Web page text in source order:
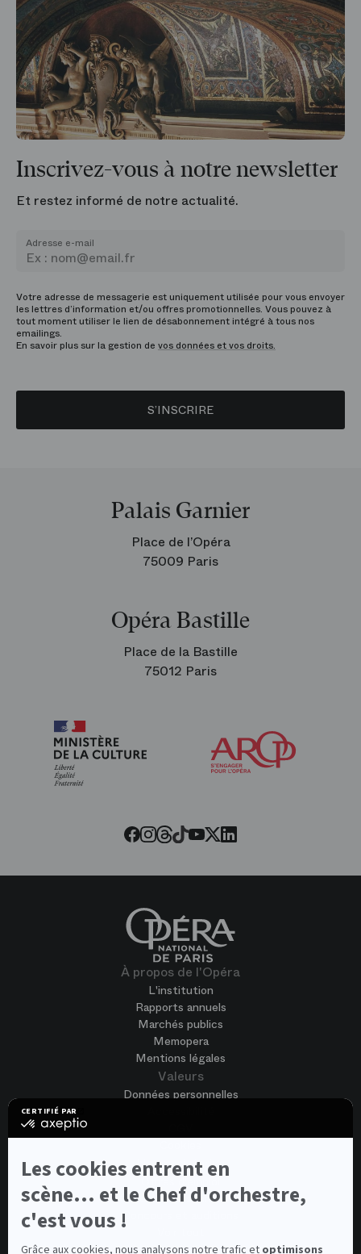
CERTIFIÉ PAR
certifié
En
plus
Axeptio
Les cookies entrent en
scène... et le Chef d'orchestre,
c'est vous !
Grâce aux cookies, nous analysons notre trafic et optimisons
Inscrivez-vous à notre newsletter
Et restez informé de notre actualité.
Adresse e-mail
Votre adresse de messagerie est uniquement utilisée pour vous envoyer
les lettres d’information et/ou offres promotionnelles. Vous pouvez à
tout moment utiliser le lien de désabonnement intégré à tous nos
emailings.
En savoir plus sur la gestion de vos données et vos droits.
S’INSCRIRE
Palais Garnier
Place de l’Opéra
75009 Paris
Opéra Bastille
Place de la Bastille
75012 Paris
Facebook
Instagram
Threads
Tiktok
Youtube
Twitter
LinkedIn
À propos de l'Opéra
L'institution
Rapports annuels
Marchés publics
Memopera
Mentions légales
Valeurs
Données personnelles
Nous rejoindre
Candidature spontanée
Concours et auditions